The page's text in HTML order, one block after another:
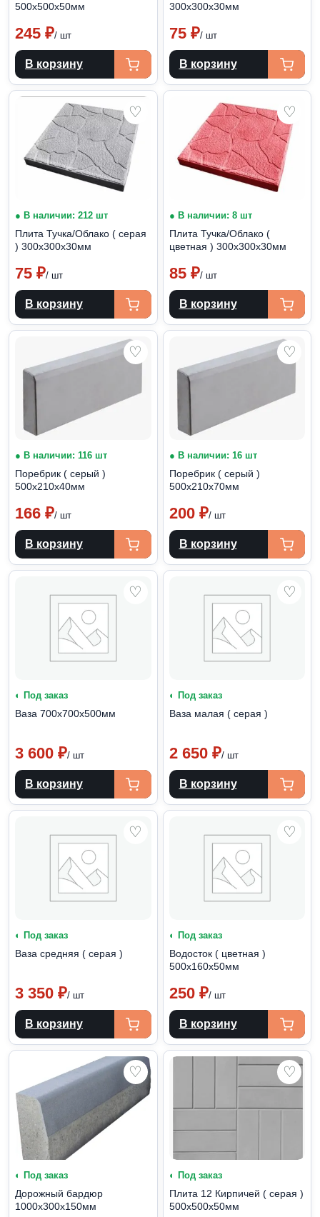
500х500х50мм
245 ₽/ шт
В корзину
300х300х30мм
75 ₽/ шт
В корзину
♡
● В наличии: 212 шт
Плита Тучка/Облако ( серая
) 300х300х30мм
75 ₽/ шт
В корзину
♡
● В наличии: 8 шт
Плита Тучка/Облако (
цветная ) 300х300х30мм
85 ₽/ шт
В корзину
♡
● В наличии: 116 шт
Поребрик ( серый )
500х210х40мм
166 ₽/ шт
В корзину
♡
● В наличии: 16 шт
Поребрик ( серый )
500х210х70мм
200 ₽/ шт
В корзину
♡
◐ Под заказ
Ваза 700х700х500мм
3 600 ₽/ шт
В корзину
♡
◐ Под заказ
Ваза малая ( серая )
2 650 ₽/ шт
В корзину
♡
◐ Под заказ
Ваза средняя ( серая )
3 350 ₽/ шт
В корзину
♡
◐ Под заказ
Водосток ( цветная )
500х160х50мм
250 ₽/ шт
В корзину
♡
◐ Под заказ
Дорожный бардюр
1000х300х150мм
♡
◐ Под заказ
Плита 12 Кирпичей ( серая )
500х500х50мм